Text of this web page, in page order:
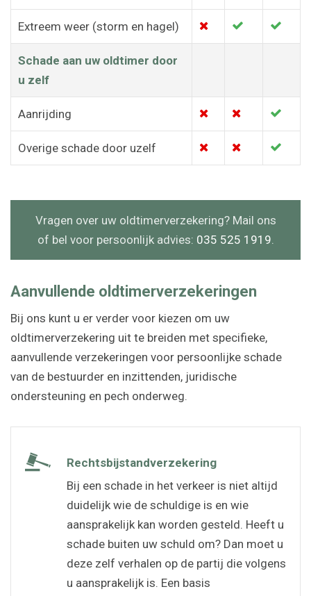
Extreem weer (storm en hagel)
Schade aan uw oldtimer door
u zelf
Aanrijding
Overige schade door uzelf
Vragen over uw oldtimerverzekering? Mail ons
of bel voor persoonlijk advies: 035 525 1919
Aanvullende oldtimerverzekeringen
Bij ons kunt u er verder voor kiezen om uw
oldtimerverzekering uit te breiden met specifieke,
aanvullende verzekeringen voor persoonlijke schade
van de bestuurder en inzittenden, juridische
ondersteuning en pech onderweg.
Rechtsbijstandverzekering
Bij een schade in het verkeer is niet altijd
duidelijk wie de schuldige is en wie
aansprakelijk kan worden gesteld. Heeft u
schade buiten uw schuld om? Dan moet u
deze zelf verhalen op de partij die volgens
u aansprakelijk is. Een basis